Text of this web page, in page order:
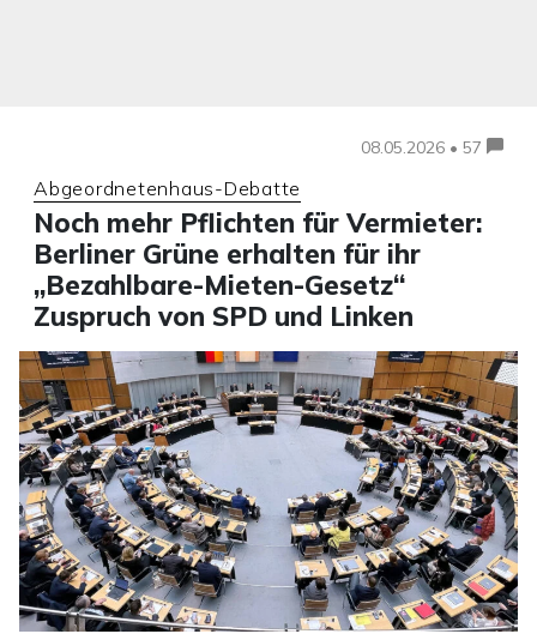
08.05.2026 • 57
Abgeordnetenhaus-Debatte
Noch mehr Pflichten für Vermieter:
Berliner Grüne erhalten für ihr
„Bezahlbare-Mieten-Gesetz“
Zuspruch von SPD und Linken